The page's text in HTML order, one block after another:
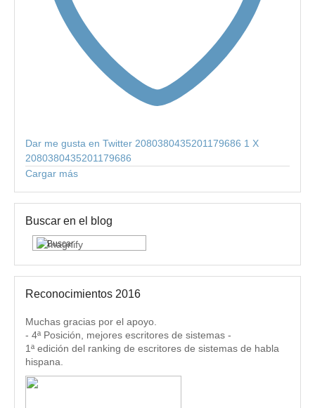
Dar me gusta en Twitter 2080380435201179686 1 X
2080380435201179686
Cargar más
Buscar en el blog
Reconocimientos 2016
Muchas gracias por el apoyo.
- 4ª Posición, mejores escritores de sistemas -
1ª edición del ranking de escritores de sistemas de habla
hispana.